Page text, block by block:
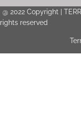
@ 2022 Copyright |
rights reserved